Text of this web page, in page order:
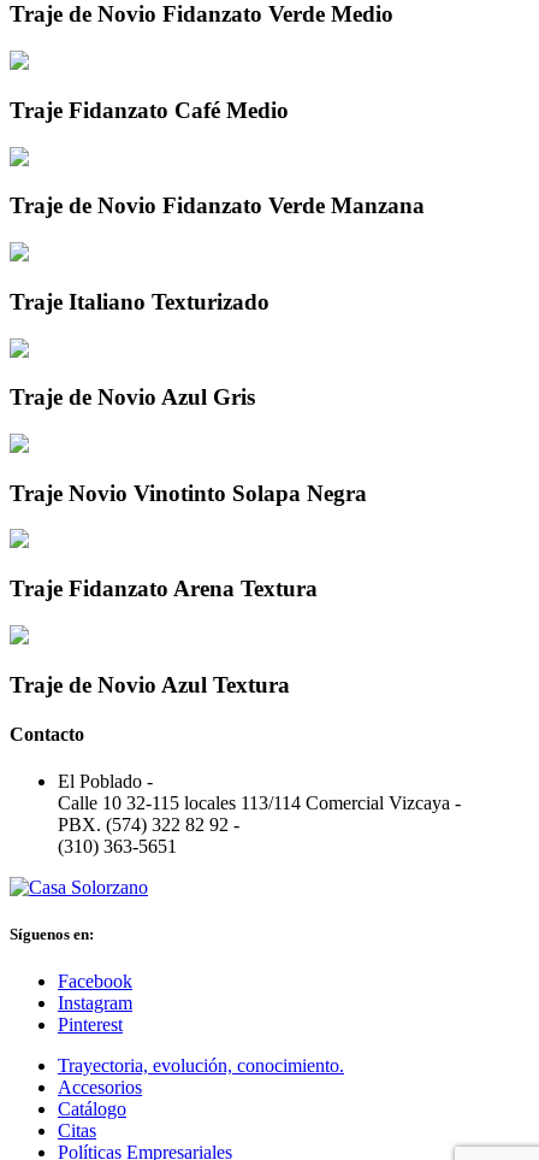
Traje de Novio Fidanzato Verde Medio
Traje Fidanzato Café Medio
Traje de Novio Fidanzato Verde Manzana
Traje Italiano Texturizado
Traje de Novio Azul Gris
Traje Novio Vinotinto Solapa Negra
Traje Fidanzato Arena Textura
Traje de Novio Azul Textura
Contacto
El Poblado -
Calle 10 32-115 locales 113/114 Comercial Vizcaya -
PBX. (574) 322 82 92 -
(310) 363-5651
Síguenos en:
Facebook
Instagram
Pinterest
Trayectoria, evolución, conocimiento.
Accesorios
Catálogo
Citas
Políticas Empresariales